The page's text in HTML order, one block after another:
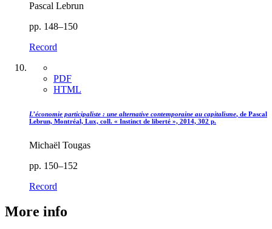
Pascal Lebrun
pp. 148–150
Record
PDF
HTML
L’économie participaliste : une alternative contemporaine au capitalisme, de Pascal
Lebrun, Montréal, Lux, coll. « Instinct de liberté », 2014, 302 p.
Michaël Tougas
pp. 150–152
Record
More info